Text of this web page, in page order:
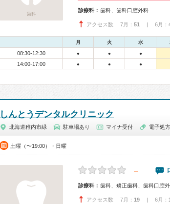
歯科
診療科： 歯科、歯科口腔外科
アクセス数 7月： 51 | 6月：
月 火 水
08:30-12:30 ● ● ●
14:00-17:00 ● ● ●
しんとうデンタルクリニック
北海道稚内市緑 駐車場あり マイナ受付 電子処
土曜（〜19:00）・日曜
－
診療科： 歯科、矯正歯科、歯科口腔
アクセス数 7月： 19 | 6月：